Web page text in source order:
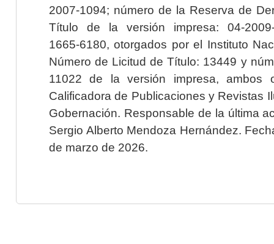
2007-1094; número de la Reserva de
Título de la versión impresa: 04-2009-
1665-6180, otorgados por el Instituto
Número de Licitud de Título: 13449 y
11022 de la versión impresa, ambos
Calificadora de Publicaciones y Revistas
Gobernación. Responsable de la última
Sergio Alberto Mendoza Hernández.
de marzo de 2026.